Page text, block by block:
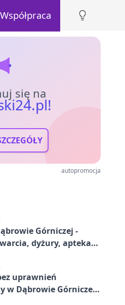
się na
autopromocja
Górniczej -
dyżury, apteka
uprawnień
w Dąbrowie Górniczej.